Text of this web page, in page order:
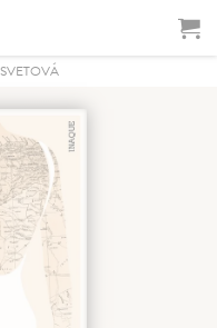
SVETOVÁ